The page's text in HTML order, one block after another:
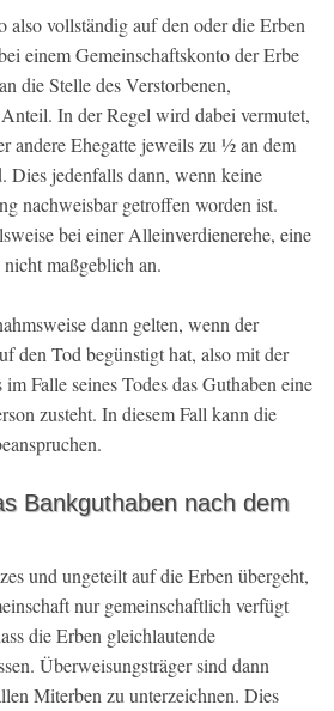
also vollständig auf den oder die Erben
einem Gemeinschaftskonto der Erbe
die Stelle des Verstorbenen,
In der Regel wird dabei vermutet,
andere Ehegatte jeweils zu ½ an dem
Dies jedenfalls dann, wenn keine
nachweisbar getroffen worden ist.
bei einer Alleinverdienerehe, eine
maßgeblich an.
dann gelten, wenn der
den Tod begünstigt hat, also mit der
Falle seines Todes das Guthaben eine
zusteht. In diesem Fall kann die
Bankguthaben nach dem
und ungeteilt auf die Erben übergeht,
nur gemeinschaftlich verfügt
die Erben gleichlautende
Überweisungsträger sind dann
Miterben zu unterzeichnen. Dies